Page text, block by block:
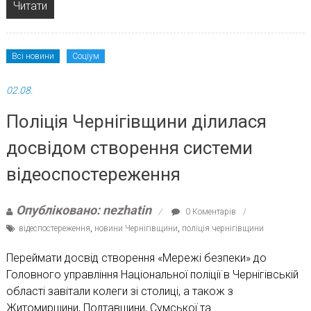
Читати
Всі новини Соціум
02.08.
Поліція Чернігівщини ділилася
досвідом створення системи
відеоспостереження
Опубліковано: nezhatin
0 Коментарів
відеспостереження новини Чернігівщини поліція чернігівщини
Переймати досвід створення «Мережі безпеки» до
Головного управління Національної поліції в Чернігівській
області завітали колеги зі столиці, а також з
Житомирщини, Полтавщини, Сумської та